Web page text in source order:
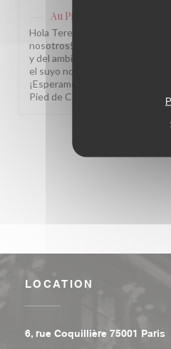
Au Pied de Cochon
has
Hola Teresa, ¡Muchas gracias
nosotros! Nos alegra saber
y del ambiente de nuestro
el suyo nos motivan a seguir
¡Esperamos volver a recibirle
Pied de Cochon
LOCATION
6, rue Coquillière 75001 Paris